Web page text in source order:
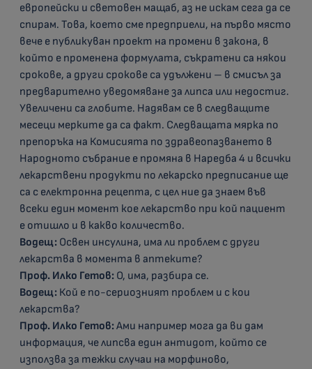
европейски и световен мащаб, аз не искам сега да се
спирам. Това, което сме предприели, на първо място
вече е публикуван проект на промени в закона, в
който е променена формулата, съкратени са някои
срокове, а други срокове са удължени – в смисъл за
предварително уведомяване за липса или недостиг.
Увеличени са глобите. Надявам се в следващите
месеци мерките да са факт. Следващата мярка по
препоръка на Комисията по здравеопазването в
Народното събрание е промяна в Наредба 4 и всички
лекарствени продукти по лекарско предписание ще
са с електронна рецепта, с цел ние да знаем във
всеки един момент кое лекарство при кой пациент
е отишло и в какво количество.
Водещ: Освен инсулина, има ли проблем с други
лекарства в момента в аптеките?
Проф. Илко Гетов: О, има, разбира се.
Водещ: Кой е по-сериозният проблем и с кои
лекарства?
Проф. Илко Гетов:Ами например мога да ви дам
информация, че липсва един антидот, който се
използва за тежки случаи на морфиново,